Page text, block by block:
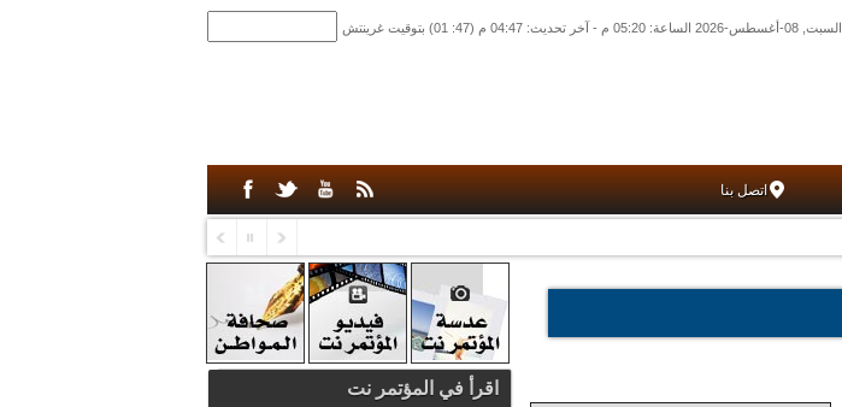
السبت, 08-أغسطس-2026 الساعة: 05:20 م - آخر تحديث: 04:47 م (47: 01) بتوقيت غرينتش
اتصل بنا
اقرأ في المؤتمر نت